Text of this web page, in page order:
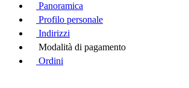
Panoramica
Profilo personale
Indirizzi
Modalità di pagamento
Ordini